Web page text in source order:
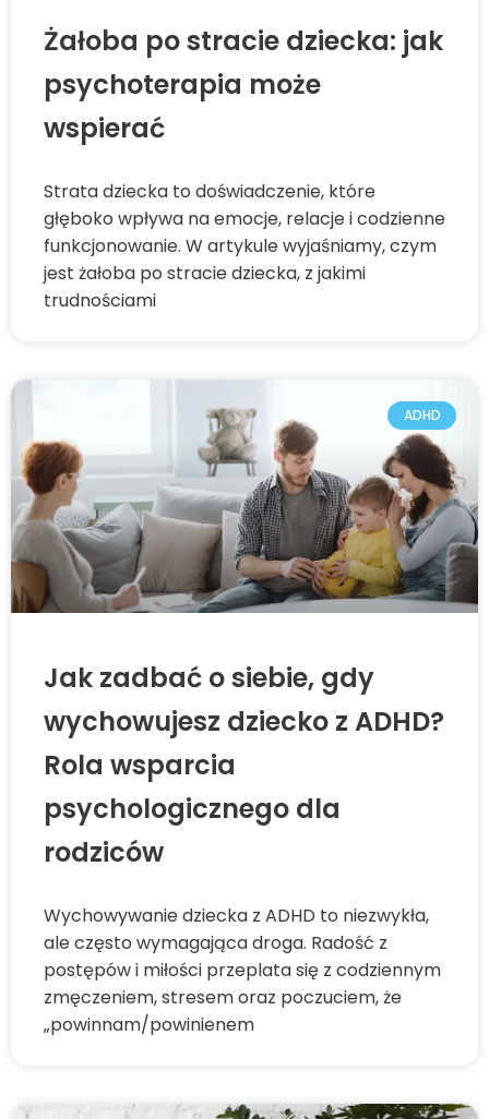
Żałoba po stracie dziecka: jak
psychoterapia może
wspierać
Strata dziecka to doświadczenie, które
głęboko wpływa na emocje, relacje i codzienne
funkcjonowanie. W artykule wyjaśniamy, czym
jest żałoba po stracie dziecka, z jakimi
trudnościami
ADHD
Jak zadbać o siebie, gdy
wychowujesz dziecko z ADHD?
Rola wsparcia
psychologicznego dla
rodziców
Wychowywanie dziecka z ADHD to niezwykła,
ale często wymagająca droga. Radość z
postępów i miłości przeplata się z codziennym
zmęczeniem, stresem oraz poczuciem, że
„powinnam/powinienem